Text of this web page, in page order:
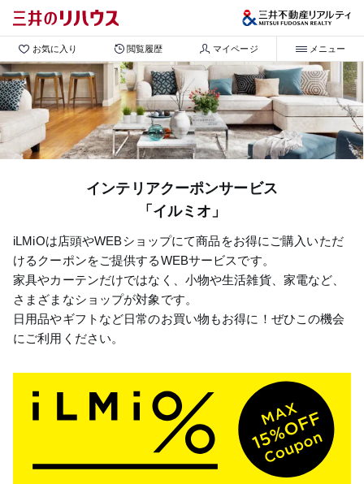
お気に入り 閲覧履歴 マイページ メニュー
インテリアクーポンサービス
「イルミオ」
iLMiOは店頭やWEBショップにて商品をお得にご購入いただ
けるクーポンをご提供するWEBサービスです。
家具やカーテンだけではなく、小物や生活雑貨、家電など、
さまざまなショップが対象です。
日用品やギフトなど日常のお買い物もお得に！ぜひこの機会
にご利用ください。